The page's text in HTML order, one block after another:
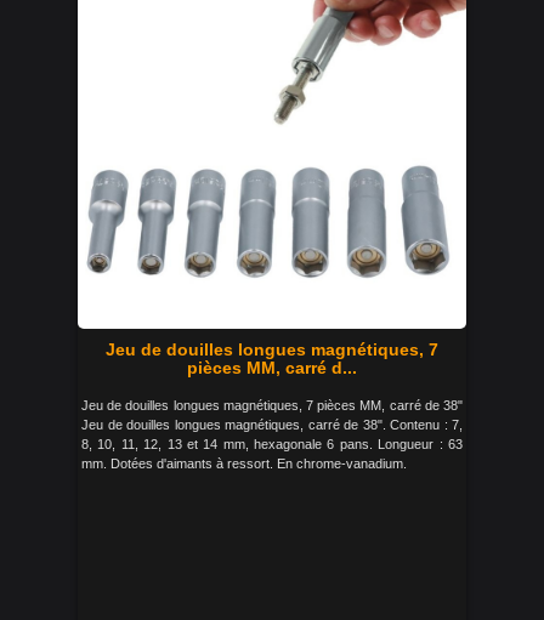
Jeu de douilles longues magnétiques, 7
pièces MM, carré d...
Jeu de douilles longues magnétiques, 7 pièces MM, carré de 38"
Jeu de douilles longues magnétiques, carré de 38". Contenu : 7,
8, 10, 11, 12, 13 et 14 mm, hexagonale 6 pans. Longueur : 63
mm. Dotées d'aimants à ressort. En chrome-vanadium.